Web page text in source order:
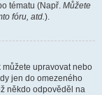
tématu (Např. Můžete
fóru, atd.).
upravovat nebo
jen do omezeného
někdo odpověděl na